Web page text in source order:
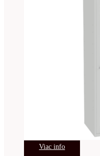
Viac info